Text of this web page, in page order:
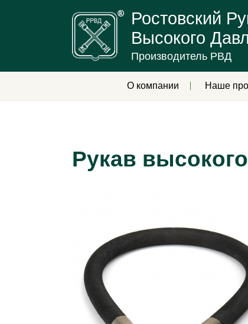
Ростовский
Высокого
Производитель РВД
О компании Наше
Рукав